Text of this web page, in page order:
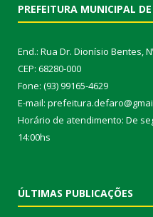
PREFEITURA MUNICIPAL
End.: Rua Dr. Dionísio Bentes,
CEP: 68280-000
Fone: (93) 99165-4629
E-mail:
Horário de atendimento: De
14:00hs
ÚLTIMAS PUBLICAÇÕES